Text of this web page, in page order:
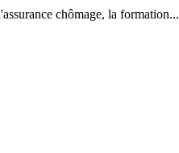
chômage, la formation...